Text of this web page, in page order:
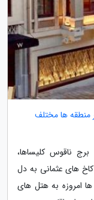
فوق العاده در منطقه ها مختلف
برج ناقوس کلیساها،
های عثمانی به دل
امروزه به هتل های